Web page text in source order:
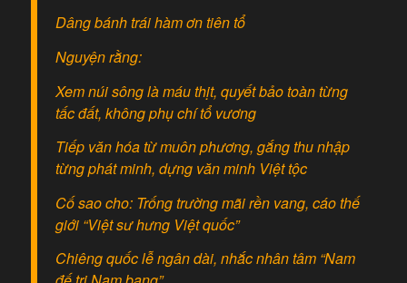
Dâng bánh trái hàm ơn tiên tổ
Nguyện rằng:
Xem núi sông là máu thịt, quyết bảo toàn từng
tấc đất, không phụ chí tổ vương
Tiếp văn hóa từ muôn phương, gắng thu nhập
từng phát minh, dựng văn minh Việt tộc
Cố sao cho: Trống trường mãi rền vang, cáo thế
giới “Việt sư hưng Việt quốc”
Chiêng quốc lễ ngân dài, nhắc nhân tâm “Nam